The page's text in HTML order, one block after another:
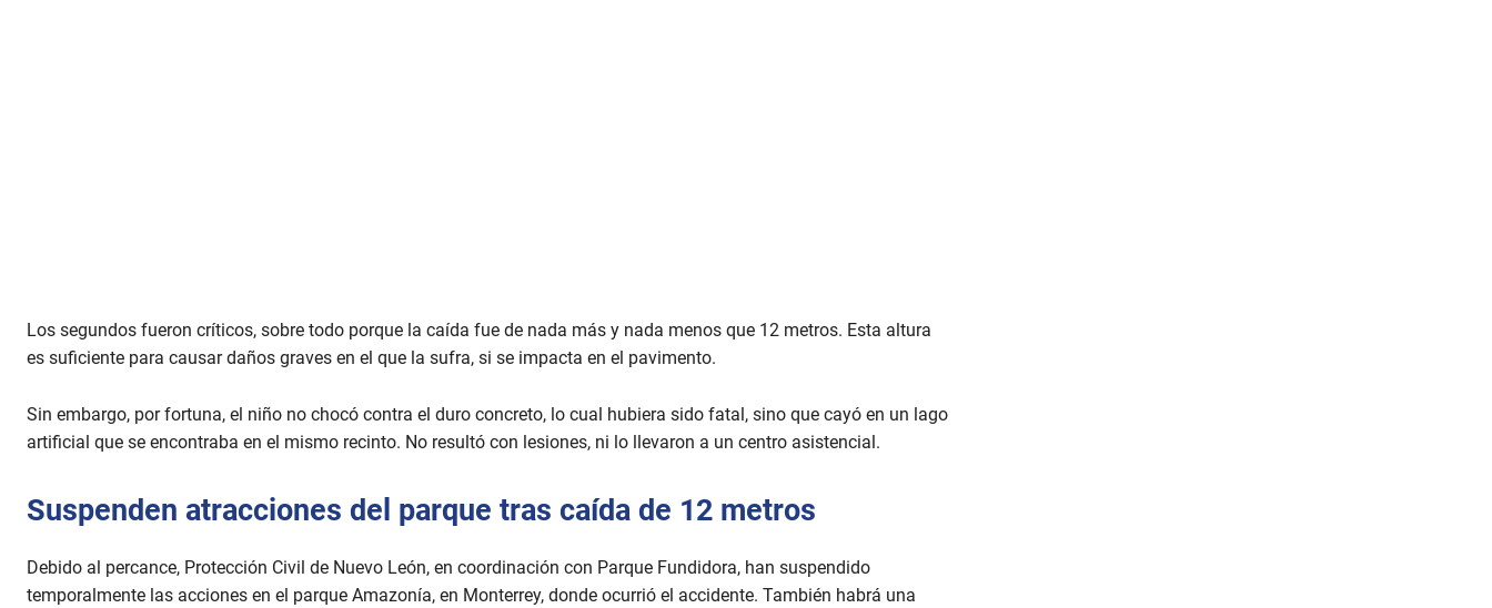
Los segundos fueron críticos, sobre todo porque la caída fue de nada más y nada menos que 12 metros. Esta altura
es suficiente para causar daños graves en el que la sufra, si se impacta en el pavimento.
Sin embargo, por fortuna, el niño no chocó contra el duro concreto, lo cual hubiera sido fatal, sino que cayó en un lago
artificial que se encontraba en el mismo recinto. No resultó con lesiones, ni lo llevaron a un centro asistencial.
Suspenden atracciones del parque tras caída de 12 metros
Debido al percance, Protección Civil de Nuevo León, en coordinación con Parque Fundidora, han suspendido
temporalmente las acciones en el parque Amazonía, en Monterrey, donde ocurrió el accidente. También habrá una